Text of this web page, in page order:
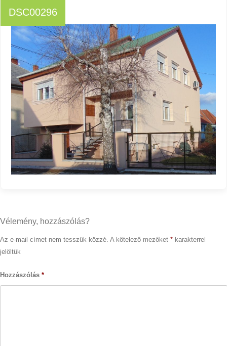
DSC00296
Vélemény, hozzászólás?
Az e-mail címet nem tesszük közzé. A kötelező mezőket * karakterrel
jelöltük
Hozzászólás *